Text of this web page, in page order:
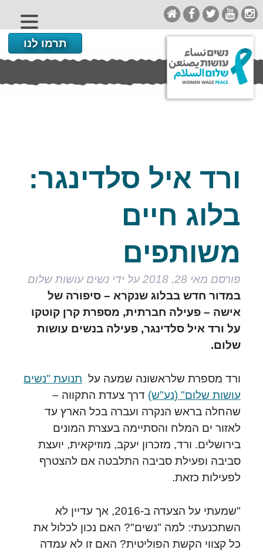
תרמו לנו
ורד איל סלדינגר:
בלוג חיים
משותפים
פורסם מאי 28, 2018 על ידי נשים עושות שלום
במדור חדש בבלוג שנקרא – סיפורה של
אישה – פעילה חברתית, מספרת קרן קוטקו
על ורד איל סלדינגר, פעילה בנשים עושות
שלום.
ורד מספרת שלראשונה שמעה על תנועת "נשים
עושות שלום" (נע"ש) דרך צעדת התקווה –
שהחלה בראש הנקרה ועברה בכל הארץ עד
לאזור ים המלח והסתיימה בעצרת המונים
בירושלים. ורד, מזכרון יעקב, מוזיקאית, יועצת
סביבה ופעילת סביבה התלבטה אם להצטרף
לפעילות כזאת.
"שמעתי על הצעדה ב-2016, אך עדיין לא
השתכנעתי: למה "נשים"? האם נכון לכלול את
כל קצווי הקשת הפוליטית? האם זו לא עמדה